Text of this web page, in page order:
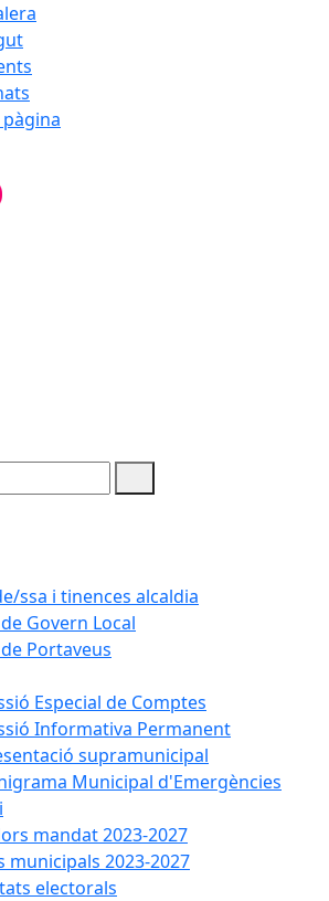
ssa i tinences alcaldia
Govern Local
Portaveus
Especial de Comptes
Informativa Permanent
supramunicipal
Municipal d'Emergències
mandat 2023-2027
municipals 2023-2027
electorals